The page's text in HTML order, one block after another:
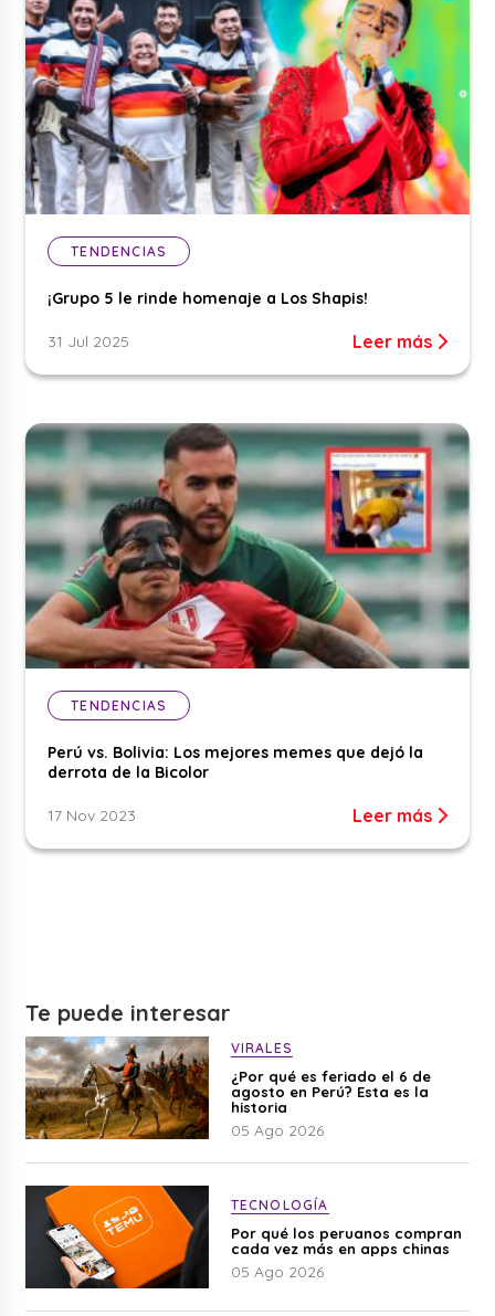
TENDENCIAS
¡Grupo 5 le rinde homenaje a Los Shapis!
31 Jul 2025 Leer más
TENDENCIAS
Perú vs. Bolivia: Los mejores memes que dejó la
derrota de la Bicolor
17 Nov 2023 Leer más
Te puede interesar
VIRALES
¿Por qué es feriado el 6 de
agosto en Perú? Esta es la
historia
05 Ago 2026
TECNOLOGÍA
Por qué los peruanos compran
cada vez más en apps chinas
05 Ago 2026